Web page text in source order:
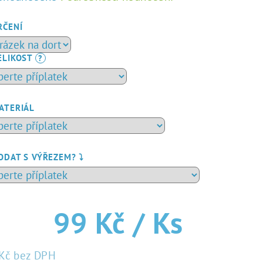
?
S VÝŘEZEM? ⤵️
99 Kč / Ks
bez DPH